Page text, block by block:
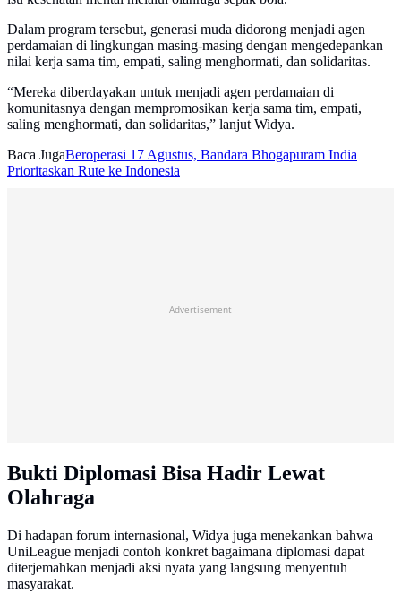
Dalam program tersebut, generasi muda didorong menjadi agen
perdamaian di lingkungan masing-masing dengan mengedepankan
nilai kerja sama tim, empati, saling menghormati, dan solidaritas.
“Mereka diberdayakan untuk menjadi agen perdamaian di
komunitasnya dengan mempromosikan kerja sama tim, empati,
saling menghormati, dan solidaritas,” lanjut Widya.
Baca JugaBeroperasi 17 Agustus, Bandara Bhogapuram India
Prioritaskan Rute ke Indonesia
Advertisement
Bukti Diplomasi Bisa Hadir Lewat
Olahraga
Di hadapan forum internasional, Widya juga menekankan bahwa
UniLeague menjadi contoh konkret bagaimana diplomasi dapat
diterjemahkan menjadi aksi nyata yang langsung menyentuh
masyarakat.